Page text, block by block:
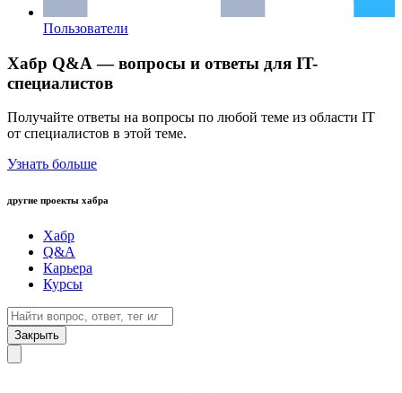
Пользователи
Хабр Q&A — вопросы и ответы для IT-
специалистов
Получайте ответы на вопросы по любой теме из области IT
от специалистов в этой теме.
Узнать больше
другие проекты хабра
Хабр
Q&A
Карьера
Курсы
Закрыть